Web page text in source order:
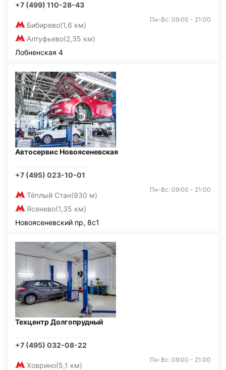
+7 (499) 110-28-43
Бибирево(1,6 км)
Алтуфьево(2,35 км)
Пн-Вс: 09:00 - 21:00
Лобненская 4
Автосервис Новоясеневская
+7 (495) 023-10-01
Тёплый Стан(930 м)
Ясенево(1,35 км)
Пн-Вс: 09:00 - 21:00
Новоясеневский пр, 8с1
Техцентр Долгопрудный
+7 (495) 032-08-22
Ховрино(5,1 км)
Пн-Вс: 09:00 - 21:00